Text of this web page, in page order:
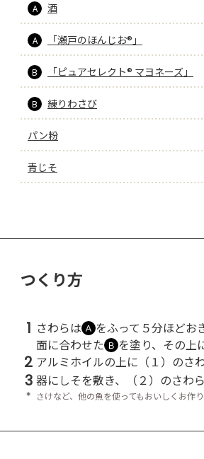
A 酒
A 「瀬戸のほんじお®」
B 「ピュアセレクト® マヨネーズ」
B 練りわさび
パン粉
青じそ
つくり方
1 さわらは Ａ をふって５分ほどお
面に合わせた Ｂ を塗り、その上
2 アルミホイルの上に（１）のさ
3 器にしそを敷き、（２）のさわら
＊ さけなど、他の魚を使ってもおいしくお作り